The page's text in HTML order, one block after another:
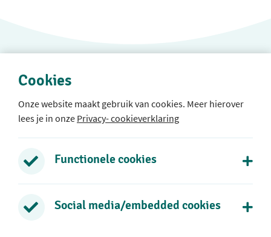
Rozenlaan 39
2771 DB Boskoop
0172 - 21 73 38
Cookies
Onze website maakt gebruik van cookies. Meer hierover
lees je in onze Privacy- cookieverklaring
Functionele cookies
Social media/embedded cookies